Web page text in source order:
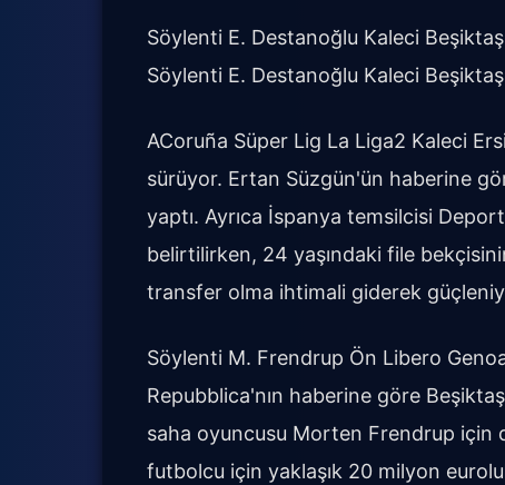
Söylenti E. Destanoğlu Kaleci
Söylenti E. Destanoğlu Kaleci
ACoruña Süper Lig La Liga2 Kaleci
sürüyor. Ertan Süzgün'ün haberine
yaptı. Ayrıca İspanya temsilcisi
belirtilirken, 24 yaşındaki file
transfer olma ihtimali giderek
Söylenti M. Frendrup Ön Libero
Repubblica'nın haberine göre
saha oyuncusu Morten Frendrup için
futbolcu için yaklaşık 20 milyon